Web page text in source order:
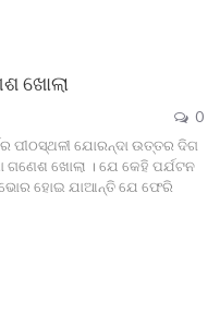
ଖୋଲା
0
ପୀଠସ୍ଥଳୀ ଯୋରନ୍ଦା ଉତ୍ତର ଦିଗ
ଗଣେଶ ଖୋଲା । ଯେ କେହି ପର୍ଯଟନ
ହୋଇ ଯାଆନ୍ତି ଯେ ଫେରି